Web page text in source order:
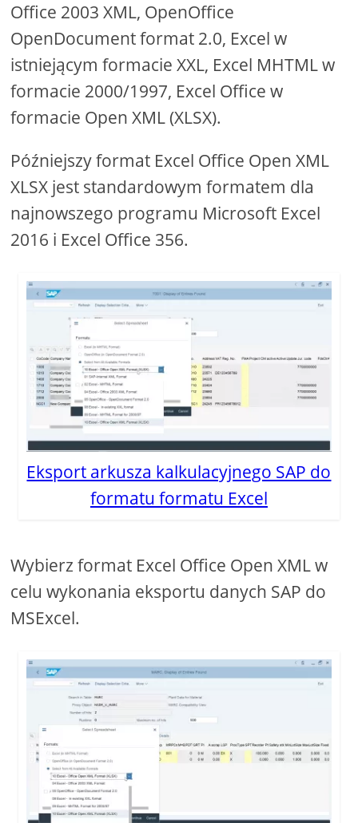
Office 2003 XML, OpenOffice
OpenDocument format 2.0, Excel w
istniejącym formacie XXL, Excel MHTML w
formacie 2000/1997, Excel Office w
formacie Open XML (XLSX).
Późniejszy format Excel Office Open XML
XLSX jest standardowym formatem dla
najnowszego programu Microsoft Excel
2016 i Excel Office 356.
Eksport arkusza kalkulacyjnego SAP do
formatu formatu Excel
Wybierz format Excel Office Open XML w
celu wykonania eksportu danych SAP do
MSExcel.